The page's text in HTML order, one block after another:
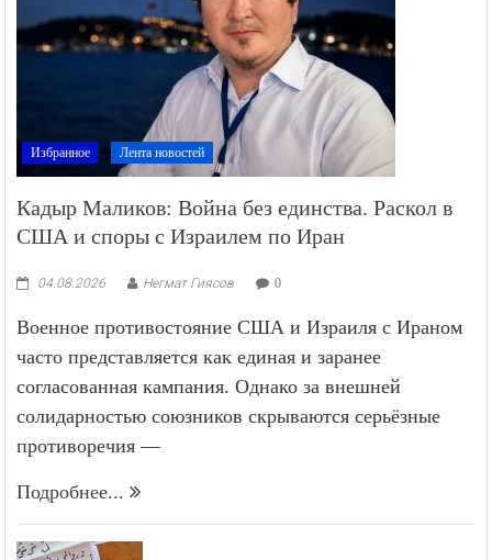
Избранное Лента новостей
Кадыр Маликов: Война без единства. Раскол в
США и споры с Израилем по Иран
04.08.2026 Негмат Гиясов 0
Военное противостояние США и Израиля с Ираном
часто представляется как единая и заранее
согласованная кампания. Однако за внешней
солидарностью союзников скрываются серьёзные
противоречия —
Подробнее...